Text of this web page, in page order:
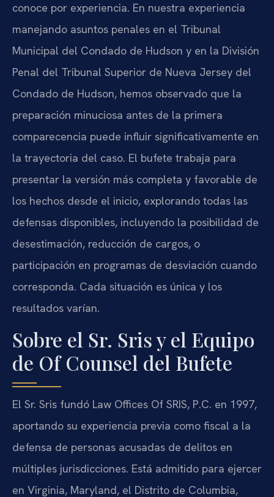
conoce por experiencia. En nuestra experiencia
manejando asuntos penales en el Tribunal
Municipal del Condado de Hudson y en la División
Penal del Tribunal Superior de Nueva Jersey del
Condado de Hudson, hemos observado que la
preparación minuciosa antes de la primera
comparecencia puede influir significativamente en
la trayectoria del caso. El bufete trabaja para
presentar la versión más completa y favorable de
los hechos desde el inicio, explorando todas las
defensas disponibles, incluyendo la posibilidad de
desestimación, reducción de cargos, o
participación en programas de desviación cuando
corresponda. Cada situación es única y los
resultados varían.
Sobre el Sr. Sris y el Equipo
de Of Counsel del Bufete
El Sr. Sris fundó Law Offices Of SRIS, P.C. en 1997,
aportando su experiencia previa como fiscal a la
defensa de personas acusadas de delitos en
múltiples jurisdicciones. Está admitido para ejercer
en Virginia, Maryland, el Distrito de Columbia,